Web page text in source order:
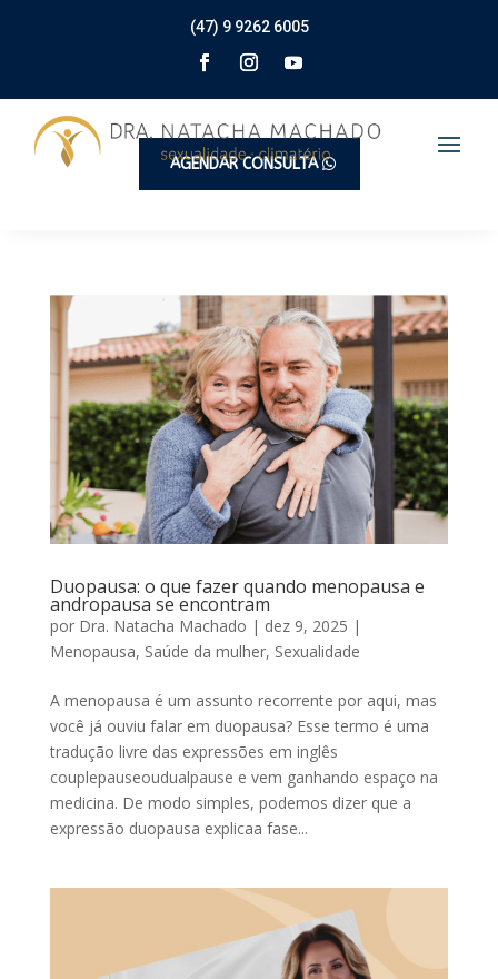
(47) 9 9262 6005
AGENDAR CONSULTA
Duopausa: o que fazer quando menopausa e
andropausa se encontram
por Dra. Natacha Machado | dez 9, 2025 |
Menopausa, Saúde da mulher, Sexualidade
A menopausa é um assunto recorrente por aqui, mas
você já ouviu falar em duopausa? Esse termo é uma
tradução livre das expressões em inglês
couplepauseoudualpause e vem ganhando espaço na
medicina. De modo simples, podemos dizer que a
expressão duopausa explicaa fase...